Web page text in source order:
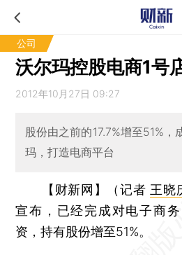
公司
沃尔玛控股电商1号
2012年10月27日 09:27
股份由之前的17.7%增至51%
玛，打造电商平台
【财新网】（记者 王晓
宣布，已经完成对电子商
资，持有股份增至51%。